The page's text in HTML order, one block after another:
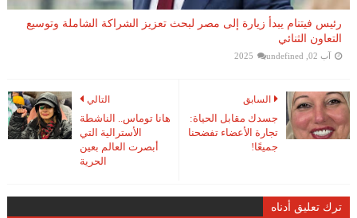
رئيس فيتنام يبدأ زيارة إلى مصر لبحث تعزيز الشراكة الشاملة وتوسيع
التعاون الثنائي
آب 02, 2025 undefined
التالي
هانا توماس.. الناشطة
الأسترالية التي
أبصرت العالم بعين
الحرية
السابق
جسدك مقابل الحياة:
تجارة الأعضاء تفضحنا
جميعًا!
ترك تعليق أدناه